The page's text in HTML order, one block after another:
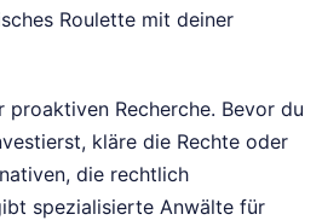
Roulette mit deiner
proaktiven Recherche. Bevor du
kläre die Rechte oder
die rechtlich
spezialisierte Anwälte für